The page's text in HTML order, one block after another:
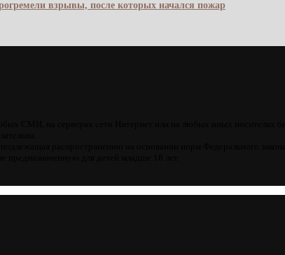
взрывы, после которых начался пожар